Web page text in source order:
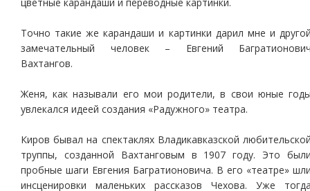
Точно такие же карандаши и картинки дарил мне и
замечательный человек – Евгений
Вахтангов.
Женя, как называли его мои родители, в свои юные
увлекался идеей создания «Радужного» театра.
Киров бывал на спектаклях Владикавказской
труппы, созданной Вахтанговым в 1907 году. Это
пробные шаги Евгения Багратионовича. В его «театре»
инсценировки маленьких рассказов Чехова. Уже